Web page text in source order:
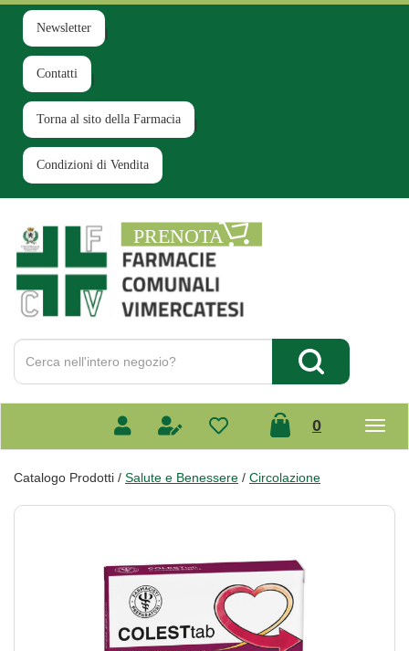
Passa
contenuto
principale
Newsletter
Contatti
Torna al sito della Farmacia
Condizioni di Vendita
Farmacia
Comunale
Cerca
Prodotto
Cerca Prodotto
0prodotti
Catalogo Prodotti / Salute e Benessere / Circolazione